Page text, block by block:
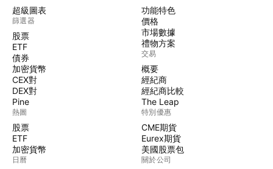
超級圖表
篩選器
股票
ETF
債券
加密貨幣
CEX對
DEX對
Pine
熱圖
股票
ETF
加密貨幣
日曆
功能特色
價格
市場數據
禮物方案
交易
概要
經紀商
經紀商比較
The Leap
特別優惠
CME期貨
Eurex期貨
美國股票包
關於公司